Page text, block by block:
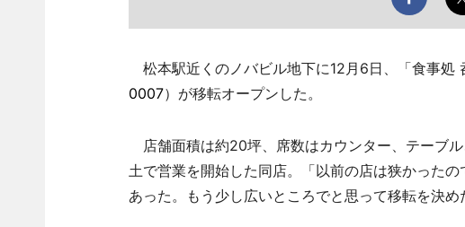
松本駅近くのノバビル地下に12月6日、「食事処
0007）が移転オープンした。
店舗面積は約20坪、席数はカウンター、テーブ
土で営業を開始した同店。「以前の店は狭かった
あった。もう少し広いところでと思って移転を決め